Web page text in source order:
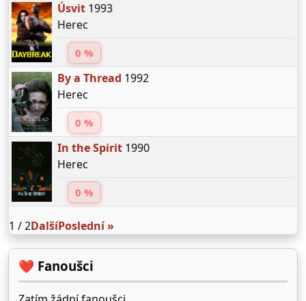
Úsvit1993
Herec
0 %
By a Thread 1992
Herec
0 %
In the Spirit1990
Herec
0 %
1 / 2DalšíPoslední »
❤️ Fanoušci